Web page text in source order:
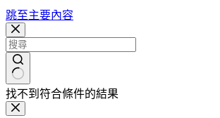
跳至主要內容
找不到符合條件的結果